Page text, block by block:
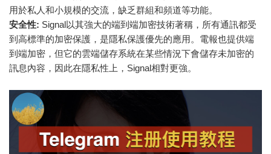
用於私人和小規模的交流，缺乏群組和頻道等功能。
安全性: Signal以其強大的端到端加密技術著稱，所有通訊都受
到高標準的加密保護，是隱私保護優先的應用。電報也提供端
到端加密，但它的雲端儲存系統在某些情況下會儲存未加密的
訊息內容，因此在隱私性上，Signal相對更強。